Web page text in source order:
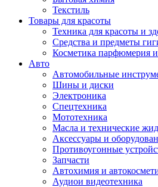
Текстиль
Товары для красоты
Техника для красоты и
Средства и предметы
Косметика парфюмерия
Авто
Автомобильные
Шины и диски
Электроника
Спецтехника
Мототехника
Масла и технические
Аксессуары и
Противоугонные
Запчасти
Автохимия и
Аудиои видеотехника